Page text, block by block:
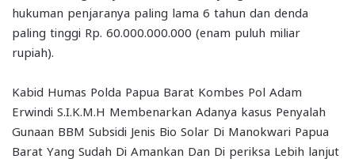
hukuman penjaranya paling lama 6 tahun dan denda
paling tinggi Rp. 60.000.000.000 (enam puluh miliar
rupiah).
Kabid Humas Polda Papua Barat Kombes Pol Adam
Erwindi S.I.K.M.H Membenarkan Adanya kasus Penyalah
Gunaan BBM Subsidi Jenis Bio Solar Di Manokwari Papua
Barat Yang Sudah Di Amankan Dan Di periksa Lebih lanjut